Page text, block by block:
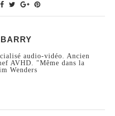
audio-vidéo. Ancien
AVHD. "Même dans la
Wenders